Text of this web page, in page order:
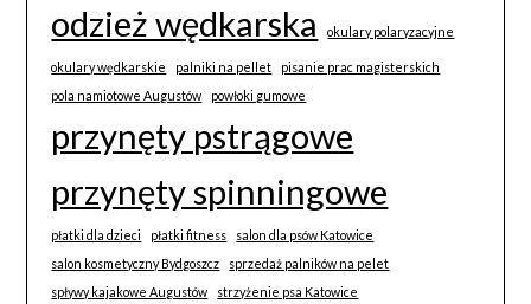
odzież wędkarska okulary polaryzacyjne
okulary wędkarskie palniki na pellet
pisanie prac magisterskich
pola namiotowe Augustów
powłoki gumowe
przynęty pstrągowe
przynęty spinningowe
płatki dla dzieci płatki fitness
salon dla psów Katowice
salon kosmetyczny Bydgoszcz
sprzedaż palników na pelet
spływy kajakowe Augustów
strzyżenie psa Katowice